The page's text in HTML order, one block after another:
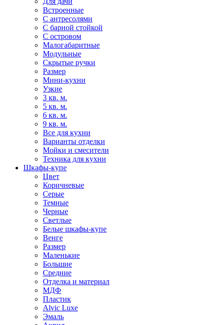
Встроенные
С антресолями
С барной стойкой
С островом
Малогабаритные
Модульные
Скрытые ручки
Размер
Мини-кухни
Узкие
3 кв. м.
5 кв. м.
6 кв. м.
9 кв. м.
Все для кухни
Варианты отделки
Мойки и смесители
Техника для кухни
Шкафы-купе
Цвет
Коричневые
Серые
Темные
Черные
Светлые
Белые шкафы-купе
Венге
Размер
Маленькие
Большие
Средние
Отделка и материал
МДФ
Пластик
Alvic Luxe
Эмаль